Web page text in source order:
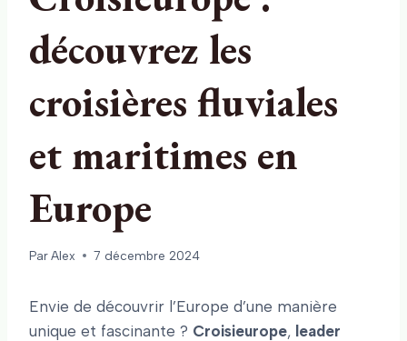
découvrez les
croisières fluviales
et maritimes en
Europe
ParAlex 7 décembre 2024
Envie de découvrir l’Europe d’une manière
unique et fascinante ? Croisieurope, leader